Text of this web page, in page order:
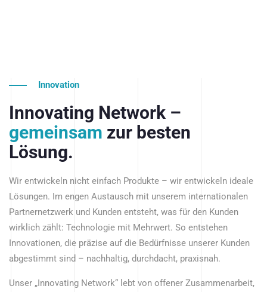
Innovation
Innovating Network –
gemeinsam zur besten
Lösung.
Wir entwickeln nicht einfach Produkte – wir entwickeln ideale
Lösungen. Im engen Austausch mit unserem internationalen
Partnernetzwerk und Kunden entsteht, was für den Kunden
wirklich zählt: Technologie mit Mehrwert. So entstehen
Innovationen, die präzise auf die Bedürfnisse unserer Kunden
abgestimmt sind – nachhaltig, durchdacht, praxisnah.
Unser „Innovating Network“ lebt von offener Zusammenarbeit,